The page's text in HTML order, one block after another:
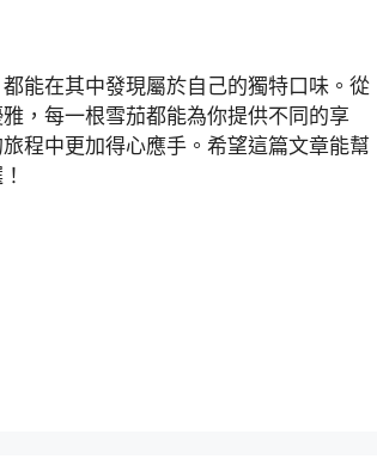
能在其中發現屬於自己的獨特口味。從
，每一根雪茄都能為你提供不同的享
程中更加得心應手。希望這篇文章能幫